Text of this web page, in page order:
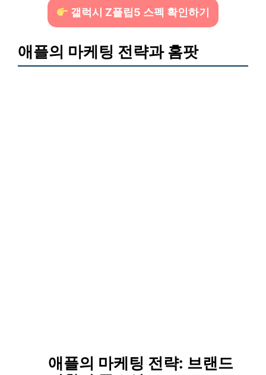
갤럭시 Z플립5 스펙 확인하기
애플의 마케팅 전략과 홈팟
애플의 마케팅 전략: 브랜드